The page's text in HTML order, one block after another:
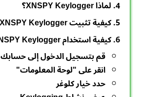
4. لماذا XNSPY Keylogger؟
5. كيفية تثبيت XNSPY Keylogger؟
6. كيفية استخدام XNSPY Keylogger؟
قم بتسجيل الدخول إلى حسابك
انقر على "لوحة المعلومات"
حدد خيار كلوغر